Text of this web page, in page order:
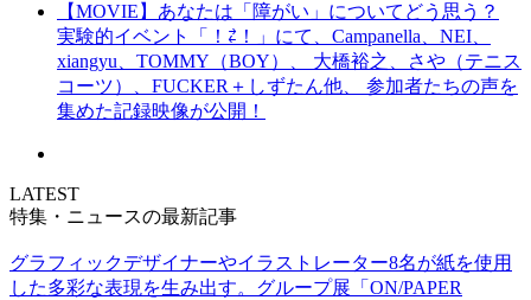
【MOVIE】あなたは「障がい」についてどう思う？
実験的イベント「！⇄！」にて、Campanella、NEI、
xiangyu、TOMMY（BOY）、 大橋裕之、さや（テニス
コーツ）、FUCKER＋しずたん他、 参加者たちの声を
集めた記録映像が公開！
LATEST
特集・ニュースの最新記事
グラフィックデザイナーやイラストレーター8名が紙を使用
した多彩な表現を生み出す。グループ展「ON/PAPER